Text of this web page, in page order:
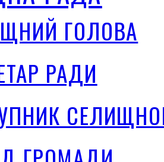
ГОЛОВА
РАДИ